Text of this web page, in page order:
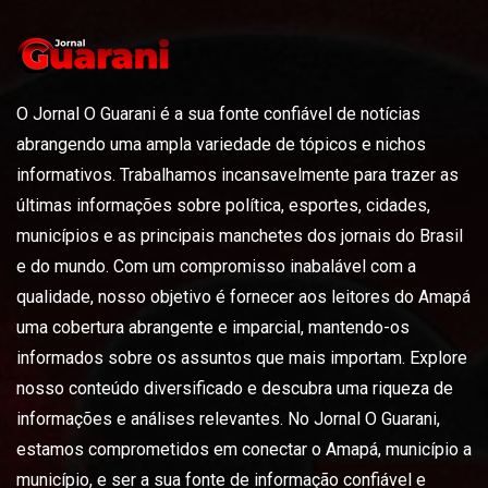
O Jornal O Guarani é a sua fonte confiável de notícias
abrangendo uma ampla variedade de tópicos e nichos
informativos. Trabalhamos incansavelmente para trazer as
últimas informações sobre política, esportes, cidades,
municípios e as principais manchetes dos jornais do Brasil
e do mundo. Com um compromisso inabalável com a
qualidade, nosso objetivo é fornecer aos leitores do Amapá
uma cobertura abrangente e imparcial, mantendo-os
informados sobre os assuntos que mais importam. Explore
nosso conteúdo diversificado e descubra uma riqueza de
informações e análises relevantes. No Jornal O Guarani,
estamos comprometidos em conectar o Amapá, município a
município, e ser a sua fonte de informação confiável e